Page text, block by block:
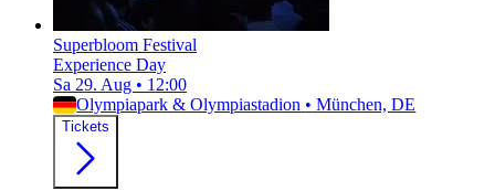
Superbloom Festival
Experience Day
Sa 29. Aug • 12:00
Olympiapark & Olympiastadion • München, DE
Tickets